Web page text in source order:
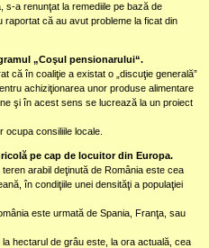
s-a renunţat la remediile pe bază de
raportat că au avut probleme la ficat din
„Coşul pensionarului“.
că în coaliţie a existat o „discuţie generală”
achiziţionarea unor produse alimentare
şi în acest sens se lucrează la un proiect
consiliile locale.
pe cap de locuitor din Europa.
arabil deţinută de România este cea
în condiţiile unei densităţi a populaţiei
este urmată de Spania, Franţa, sau
hectarul de grâu este, la ora actuală, cea